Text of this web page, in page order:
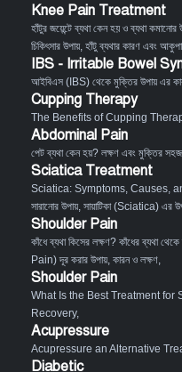
Knee Pain Treatment
হাঁটুর জয়েন্টে ব্যথা কেন হয় ও ব্যথা কমানোর
চিকিৎসার উপায় হাঁটু ব্যথার কারণ এবং
IBS - Irritable Bowel
আইবিএস (IBS) থেকে মুক্তির উপায় এর
Cupping Therapy
The Benefits of Cupping
Abdominal Pain
পেট ব্যথা কেন হয়? লক্ষণ এবং মুক্তির
Sciatica Treatment
Sciatica: Symptoms, Causes,
সারানোর উপায় সায়াটিকা (Sciatica) এর
Shoulder Pain
কাঁধে ব্যথা কিসের লক্ষণ? কাঁধের ব্যথা থেকে
Pain) দূর করার উপায়, কারন ও লক্ষণ
Shoulder Pain
What Is the Best Treatment for
Recovery,
Acupressure
Acupressure an Alternative
Diabetic